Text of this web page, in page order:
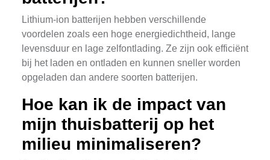
Lithium-ion batterijen hebben verschillende
voordelen zoals een hoge energiedichtheid, lange
levensduur en lage zelfontlading. Ze zijn ook efficiënt
bij het laden en ontladen en kunnen sneller worden
opgeladen dan andere soorten batterijen.
Hoe kan ik de impact van
mijn thuisbatterij op het
milieu minimaliseren?